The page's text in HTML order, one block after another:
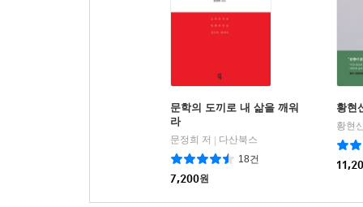
문학의 도끼로 내 삶을 깨워
라
문정희 저 | 다산북스
18건
7,200원
황현
황현